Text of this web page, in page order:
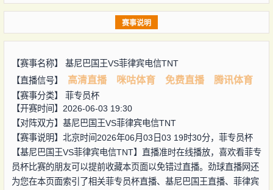
赛事说明
【赛事名称】 基尼巴国王VS菲律宾电信TNT
【直播信号】
高清直播 咪咕体育 免费直播 腾讯体育
【赛事分类】 菲专员杯
【开赛时间】2026-06-03 19:30
【对阵双方】 基尼巴国王VS菲律宾电信TNT
【赛事说明】北京时间2026年06月03日03 19时30分，菲专员杯
【基尼巴国王VS菲律宾电信TNT】直播准时在线播放，喜欢看菲专
员杯比赛的朋友可以提前收藏本页面以免错过直播。劲球直播网还
为您在本页面索引了相关菲专员杯直播、基尼巴国王直播、菲律宾